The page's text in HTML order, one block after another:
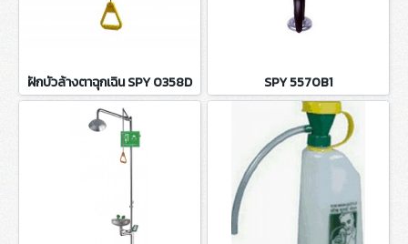
ฝักบัวล้างตาฉุกเฉิน SPY 0358D SPY 5570B1